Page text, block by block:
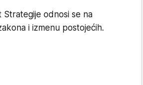
Strategije odnosi se na
i izmenu postojećih.